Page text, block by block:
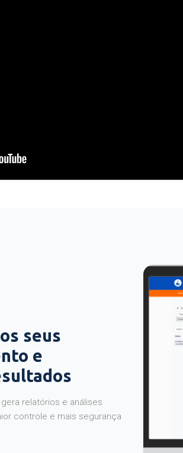
seus
e
relatórios e análises
controle e mais segurança